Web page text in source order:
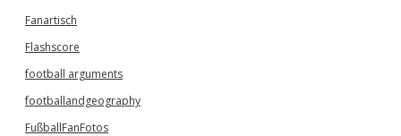
Fanartisch
Flashscore
football arguments
footballandgeography
FußballFanFotos